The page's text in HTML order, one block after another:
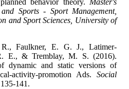
behavior theory. Master's
Sports - Sport Management,
and Sport Sciences, University of
Faulkner, E. G. J., Latimer-
E., & Tremblay, M. S. (2016).
dynamic and static versions of
activity-promotion Ads. Social
141.